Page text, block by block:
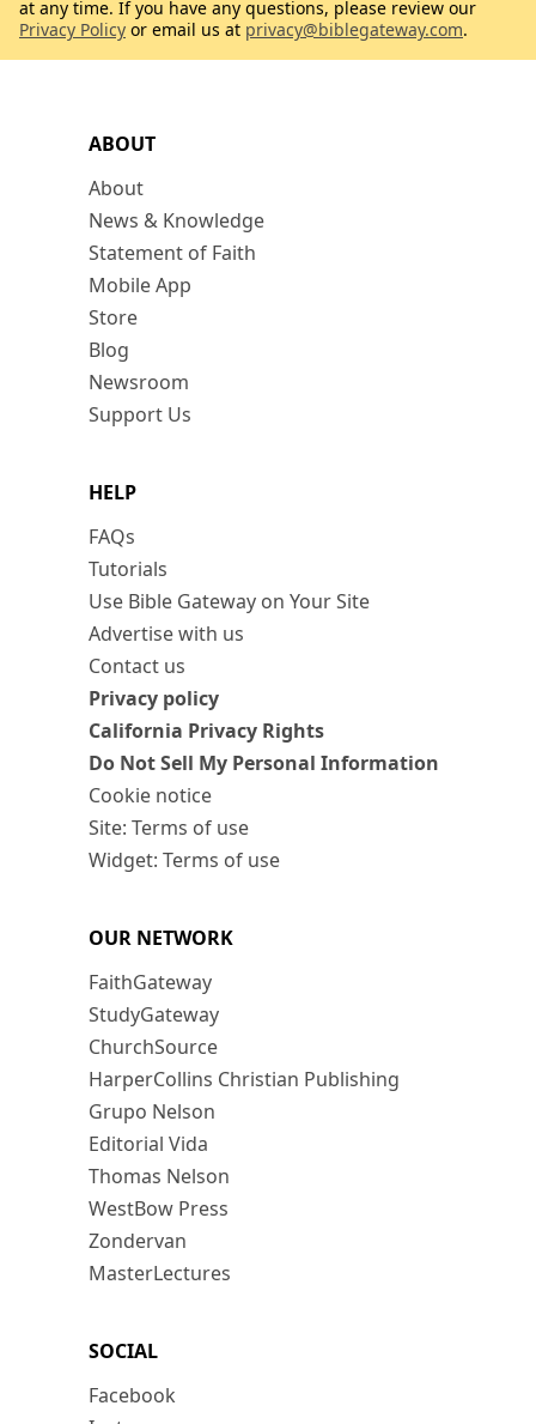
ABOUT
About
News & Knowledge
Statement of Faith
Mobile App
Store
Blog
Newsroom
Support Us
HELP
FAQs
Tutorials
Use Bible Gateway on Your Site
Advertise with us
Contact us
Privacy policy
California Privacy Rights
Do Not Sell My Personal Information
Cookie notice
Site: Terms of use
Widget: Terms of use
OUR NETWORK
FaithGateway
StudyGateway
ChurchSource
HarperCollins Christian Publishing
Grupo Nelson
Editorial Vida
Thomas Nelson
WestBow Press
Zondervan
MasterLectures
SOCIAL
Facebook
at any time. If you have any questions, please review our
Privacy Policy or email us at privacy@biblegateway.com.